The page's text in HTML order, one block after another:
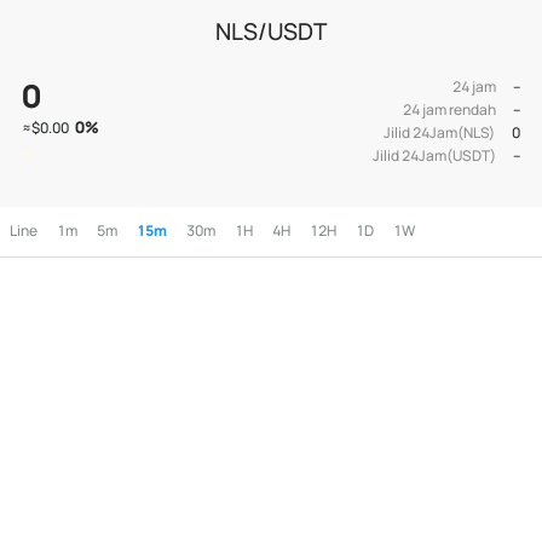
NLS/USDT
0
≈$0.00 0%
24 jam
--
24 jam rendah
--
Jilid 24Jam(NLS)
0
Jilid 24Jam(USDT)
--
Line 1m 5m 15m 30m 1H 4H 12H 1D 1W